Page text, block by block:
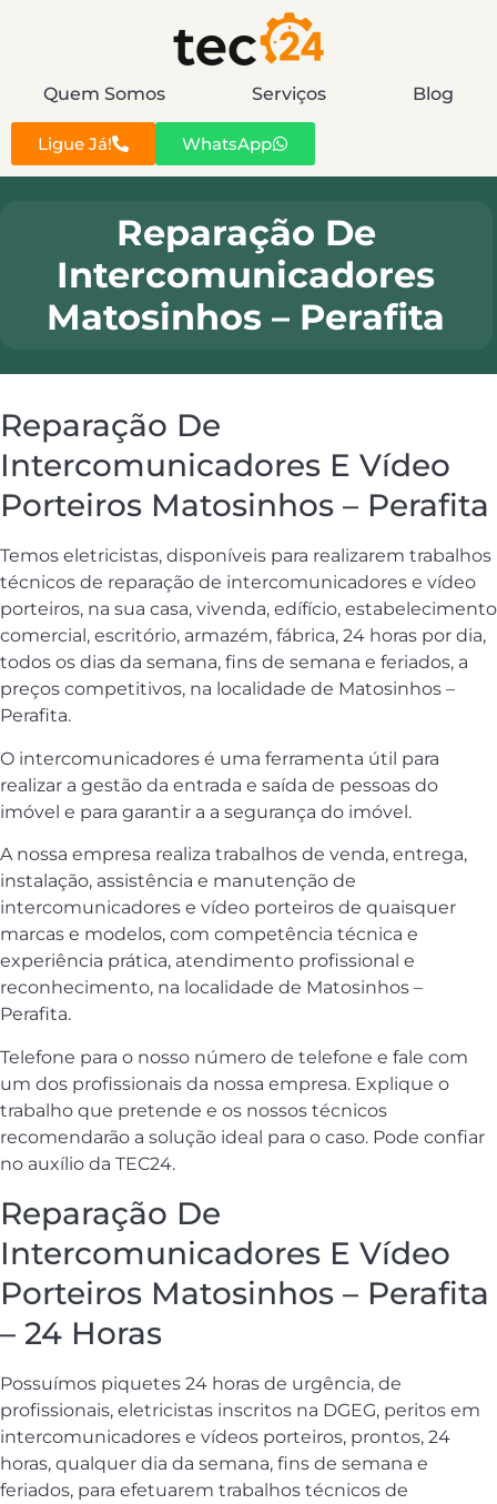
Quem Somos Serviços Blog
Ligue Já! WhatsApp
Reparação De
Intercomunicadores
Matosinhos – Perafita
Reparação De
Intercomunicadores E Vídeo
Porteiros Matosinhos – Perafita
Temos eletricistas, disponíveis para realizarem trabalhos
técnicos de reparação de intercomunicadores e vídeo
porteiros, na sua casa, vivenda, edífício, estabelecimento
comercial, escritório, armazém, fábrica, 24 horas por dia,
todos os dias da semana, fins de semana e feriados, a
preços competitivos, na localidade de Matosinhos –
Perafita.
O intercomunicadores é uma ferramenta útil para
realizar a gestão da entrada e saída de pessoas do
imóvel e para garantir a a segurança do imóvel.
A nossa empresa realiza trabalhos de venda, entrega,
instalação, assistência e manutenção de
intercomunicadores e vídeo porteiros de quaisquer
marcas e modelos, com competência técnica e
experiência prática, atendimento profissional e
reconhecimento, na localidade de Matosinhos –
Perafita.
Telefone para o nosso número de telefone e fale com
um dos profissionais da nossa empresa. Explique o
trabalho que pretende e os nossos técnicos
recomendarão a solução ideal para o caso. Pode confiar
no auxílio da TEC24.
Reparação De
Intercomunicadores E Vídeo
Porteiros Matosinhos – Perafita
– 24 Horas
Possuímos piquetes 24 horas de urgência, de
profissionais, eletricistas inscritos na DGEG, peritos em
intercomunicadores e vídeos porteiros, prontos, 24
horas, qualquer dia da semana, fins de semana e
feriados, para efetuarem trabalhos técnicos de